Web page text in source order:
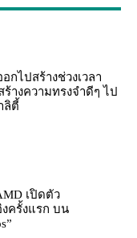
ไปสร้างช่วงเวลา
างความทรงจำดีๆ ไป
ลิตี้
เปิดตัว
ครั้งแรก บน